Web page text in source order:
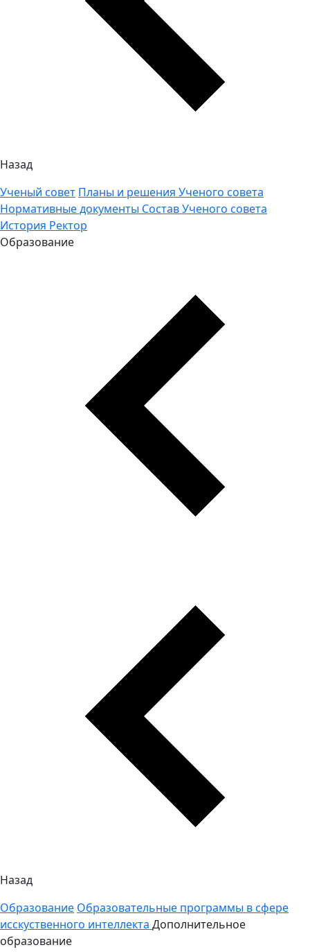
Назад
Ученый совет Планы и решения Ученого совета
Нормативные документы Состав Ученого совета
История Ректор
Образование
Назад
Образование Образовательные программы в сфере
исскуственного интеллекта Дополнительное
образование